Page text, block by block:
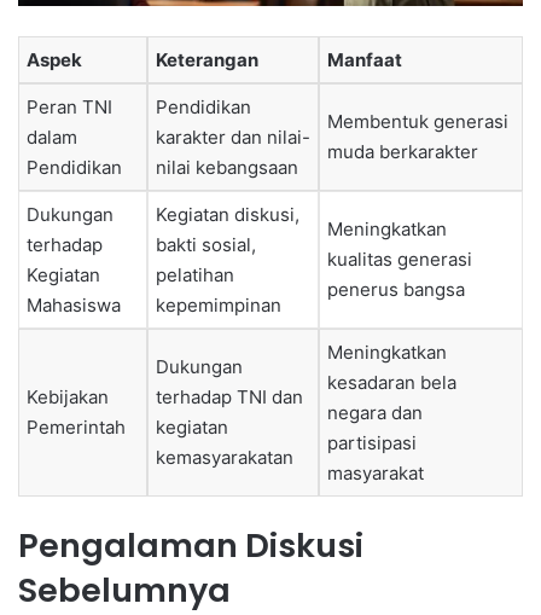
Aspek Keterangan Manfaat
Peran TNI
dalam
Pendidikan
Pendidikan
karakter dan nilai-
nilai kebangsaan
Membentuk generasi
muda berkarakter
Dukungan
terhadap
Kegiatan
Mahasiswa
Kegiatan diskusi,
bakti sosial,
pelatihan
kepemimpinan
Meningkatkan
kualitas generasi
penerus bangsa
Kebijakan
Pemerintah
Dukungan
terhadap TNI dan
kegiatan
kemasyarakatan
Meningkatkan
kesadaran bela
negara dan
partisipasi
masyarakat
Pengalaman Diskusi
Sebelumnya